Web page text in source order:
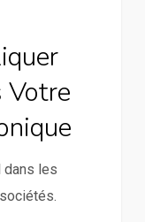
Votre
dans les